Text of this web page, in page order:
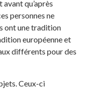
qu’après
personnes ne
ont une tradition
européenne et
différents pour des
Ceux-ci